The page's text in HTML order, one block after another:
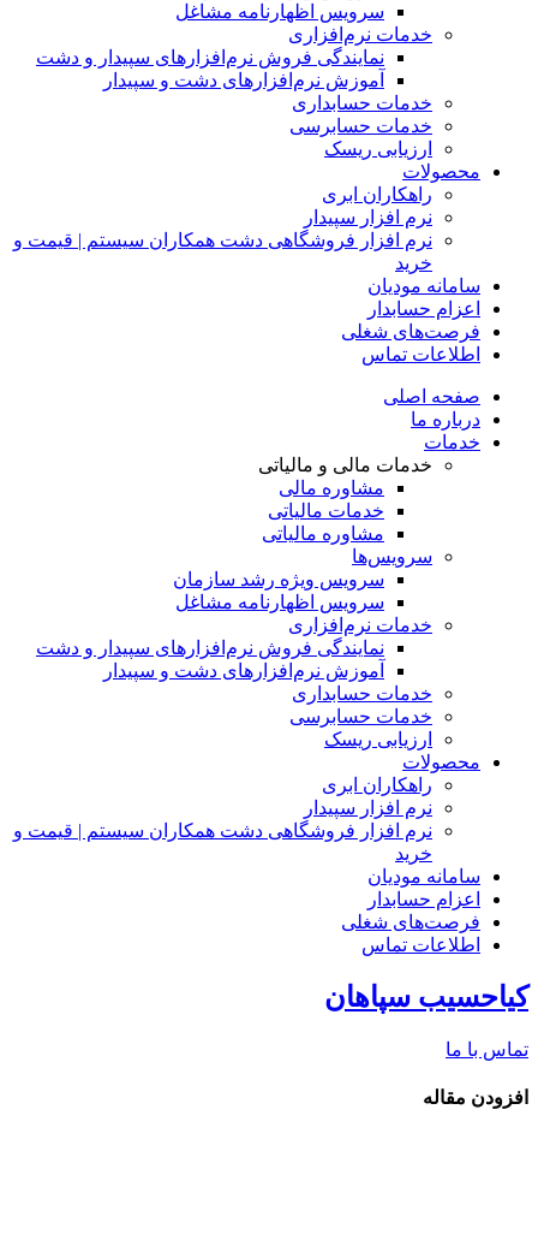
سرویس اظهارنامه مشاغل
خدمات نرم‌افزاری
نمایندگی فروش نرم‌افزارهای سپیدار و دشت
آموزش نرم‌افزارهای دشت و سپیدار
خدمات حسابداری
خدمات حسابرسی
ارزیابی ریسک
محصولات
راهکاران ابری
نرم افزار سپیدار
نرم افزار فروشگاهی دشت همکاران سیستم | قیمت و
خرید
سامانه مودیان
اعزام حسابدار
فرصت‌های شغلی
اطلاعات تماس
صفحه اصلی
درباره ما
خدمات
خدمات مالی و مالیاتی
مشاوره مالی
خدمات مالیاتی
مشاوره مالیاتی
سرویس‌ها
سرویس ویژه رشد سازمان
سرویس اظهارنامه مشاغل
خدمات نرم‌افزاری
نمایندگی فروش نرم‌افزارهای سپیدار و دشت
آموزش نرم‌افزارهای دشت و سپیدار
خدمات حسابداری
خدمات حسابرسی
ارزیابی ریسک
محصولات
راهکاران ابری
نرم افزار سپیدار
نرم افزار فروشگاهی دشت همکاران سیستم | قیمت و
خرید
سامانه مودیان
اعزام حسابدار
فرصت‌های شغلی
اطلاعات تماس
کیاحسیب سپاهان
تماس با ما
افزودن مقاله